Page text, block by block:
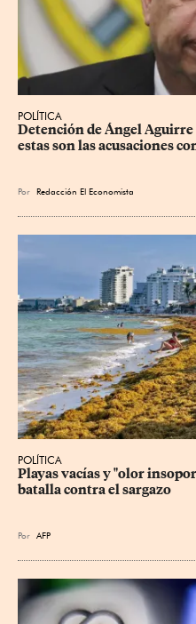
POLÍTICA
Detención de Ángel Aguirre
estas son las acusaciones
Por Redacción El Economista
POLÍTICA
Playas vacías y "olor
batalla contra el sargazo
Por AFP